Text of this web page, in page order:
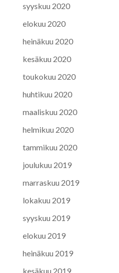
syyskuu 2020
elokuu 2020
heinäkuu 2020
kesäkuu 2020
toukokuu 2020
huhtikuu 2020
maaliskuu 2020
helmikuu 2020
tammikuu 2020
joulukuu 2019
marraskuu 2019
lokakuu 2019
syyskuu 2019
elokuu 2019
heinäkuu 2019
kesäkuu 2019